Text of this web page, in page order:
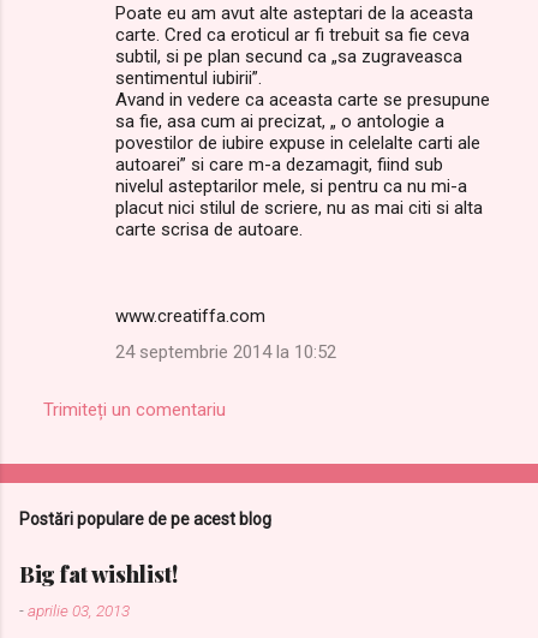
Poate eu am avut alte asteptari de la aceasta
carte. Cred ca eroticul ar fi trebuit sa fie ceva
subtil, si pe plan secund ca „sa zugraveasca
sentimentul iubirii”.
Avand in vedere ca aceasta carte se presupune
sa fie, asa cum ai precizat, „ o antologie a
povestilor de iubire expuse in celelalte carti ale
autoarei” si care m-a dezamagit, fiind sub
nivelul asteptarilor mele, si pentru ca nu mi-a
placut nici stilul de scriere, nu as mai citi si alta
carte scrisa de autoare.
www.creatiffa.com
24 septembrie 2014 la 10:52
Trimiteți un comentariu
Postări populare de pe acest blog
Big fat wishlist!
-aprilie 03, 2013